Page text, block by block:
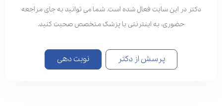
دکتر در این سایت فعال شده است. شما می توانید به جای مراجعه
حضوری، به اینترنتی با پزشک متخصص صحبت کنید.
پرسش از دکتر نوبت دهی